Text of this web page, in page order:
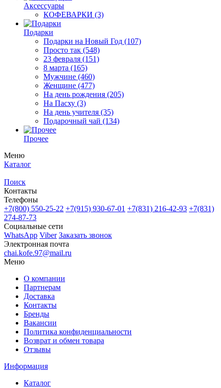
Аксессуары
КОФЕВАРКИ (3)
Подарки
Подарки на Новый Год (107)
Просто так (548)
23 февраля (151)
8 марта (165)
Мужчине (460)
Женщине (477)
На день рождения (205)
На Пасху (3)
На день учителя (35)
Подарочный чай (134)
Прочее
Меню
Каталог
Поиск
Контакты
Телефоны
+7(800) 550-25-22 +7(915) 930-67-01 +7(831) 216-42-93 +7(831)
274-87-73
Социальные сети
WhatsApp Viber Заказать звонок
Электронная почта
chai.kofe.97@mail.ru
Меню
О компании
Партнерам
Доставка
Контакты
Бренды
Вакансии
Политика конфиденциальности
Возврат и обмен товара
Отзывы
Информация
Каталог